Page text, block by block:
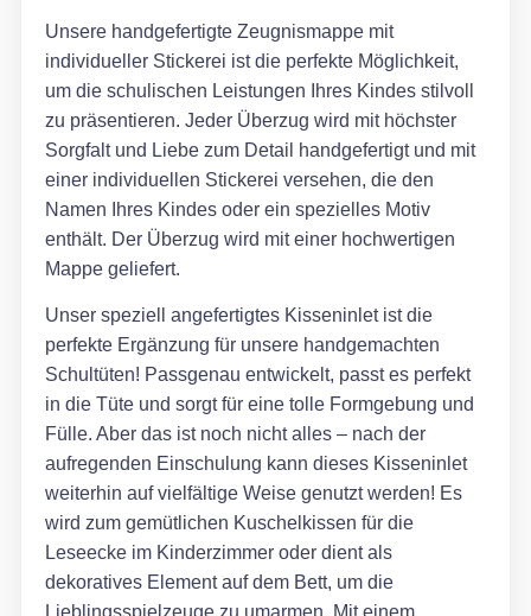
Unsere handgefertigte Zeugnismappe mit
individueller Stickerei ist die perfekte Möglichkeit,
um die schulischen Leistungen Ihres Kindes stilvoll
zu präsentieren. Jeder Überzug wird mit höchster
Sorgfalt und Liebe zum Detail handgefertigt und mit
einer individuellen Stickerei versehen, die den
Namen Ihres Kindes oder ein spezielles Motiv
enthält. Der Überzug wird mit einer hochwertigen
Mappe geliefert.
Unser speziell angefertigtes Kisseninlet ist die
perfekte Ergänzung für unsere handgemachten
Schultüten! Passgenau entwickelt, passt es perfekt
in die Tüte und sorgt für eine tolle Formgebung und
Fülle. Aber das ist noch nicht alles – nach der
aufregenden Einschulung kann dieses Kisseninlet
weiterhin auf vielfältige Weise genutzt werden! Es
wird zum gemütlichen Kuschelkissen für die
Leseecke im Kinderzimmer oder dient als
dekoratives Element auf dem Bett, um die